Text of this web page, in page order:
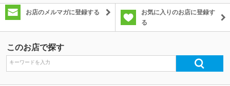
お店のメルマガに登録する
お気に入りのお店に登録す
る
このお店で探す